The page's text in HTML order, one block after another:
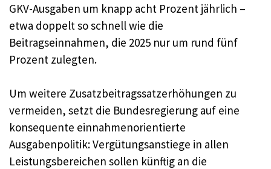
GKV-Ausgaben um knapp acht Prozent jährlich –
etwa doppelt so schnell wie die
Beitragseinnahmen, die 2025 nur um rund fünf
Prozent zulegten.
Um weitere Zusatzbeitragssatzerhöhungen zu
vermeiden, setzt die Bundesregierung auf eine
konsequente einnahmenorientierte
Ausgabenpolitik: Vergütungsanstiege in allen
Leistungsbereichen sollen künftig an die